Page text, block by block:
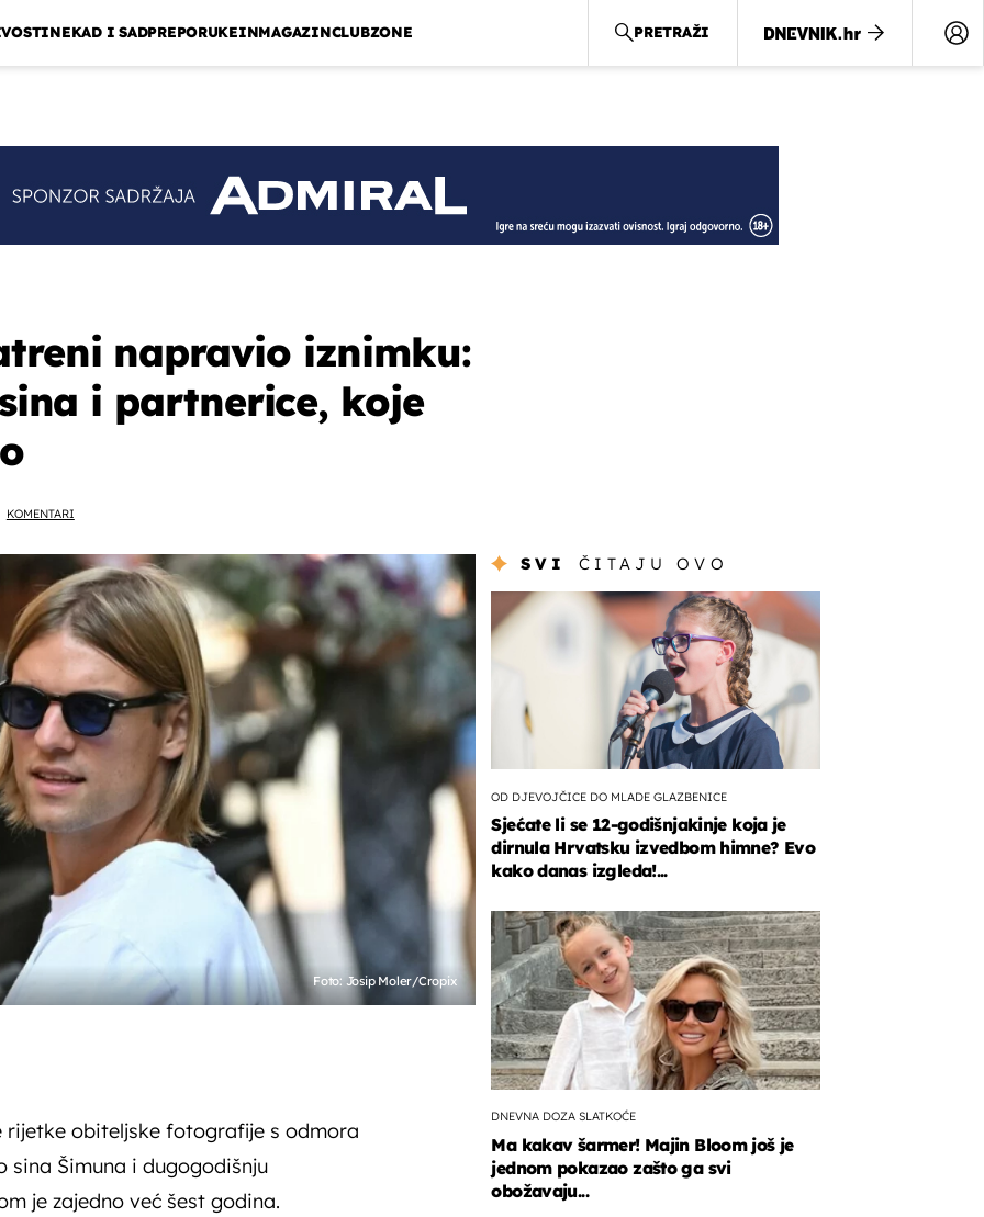
NEKAD I SADPREPORUKEINMAGAZINCLUBZONE PRETRAŽI
napravio iznimku:
i partnerice, koje
KOMENTARI
Foto: Josip Moler/Cropix
rijetke obiteljske fotografije s odmora
sina Šimuna i dugogodišnju
je zajedno već šest godina.
SVI ČITAJU OVO
OD DJEVOJČICE DO MLADE GLAZBENICE
Sjećate li se 12-godišnjakinje koja je
dirnula Hrvatsku izvedbom himne? Evo
kako danas izgleda!...
DNEVNA DOZA SLATKOĆE
Ma kakav šarmer! Majin Bloom još je
jednom pokazao zašto ga svi
obožavaju...